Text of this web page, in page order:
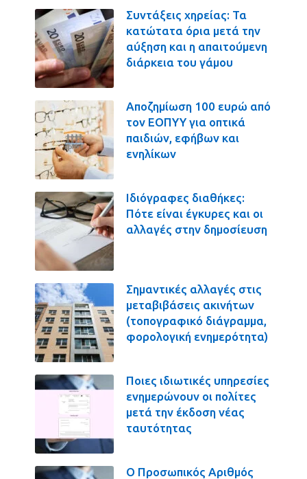
Συντάξεις χηρείας: Τα
κατώτατα όρια μετά την
αύξηση και η απαιτούμενη
διάρκεια του γάμου
Αποζημίωση 100 ευρώ από
τον ΕΟΠΥΥ για οπτικά
παιδιών, εφήβων και
ενηλίκων
Ιδιόγραφες διαθήκες:
Πότε είναι έγκυρες και οι
αλλαγές στην δημοσίευση
Σημαντικές αλλαγές στις
μεταβιβάσεις ακινήτων
(τοπογραφικό διάγραμμα,
φορολογική ενημερότητα)
Ποιες ιδιωτικές υπηρεσίες
ενημερώνουν οι πολίτες
μετά την έκδοση νέας
ταυτότητας
Ο Προσωπικός Αριθμός